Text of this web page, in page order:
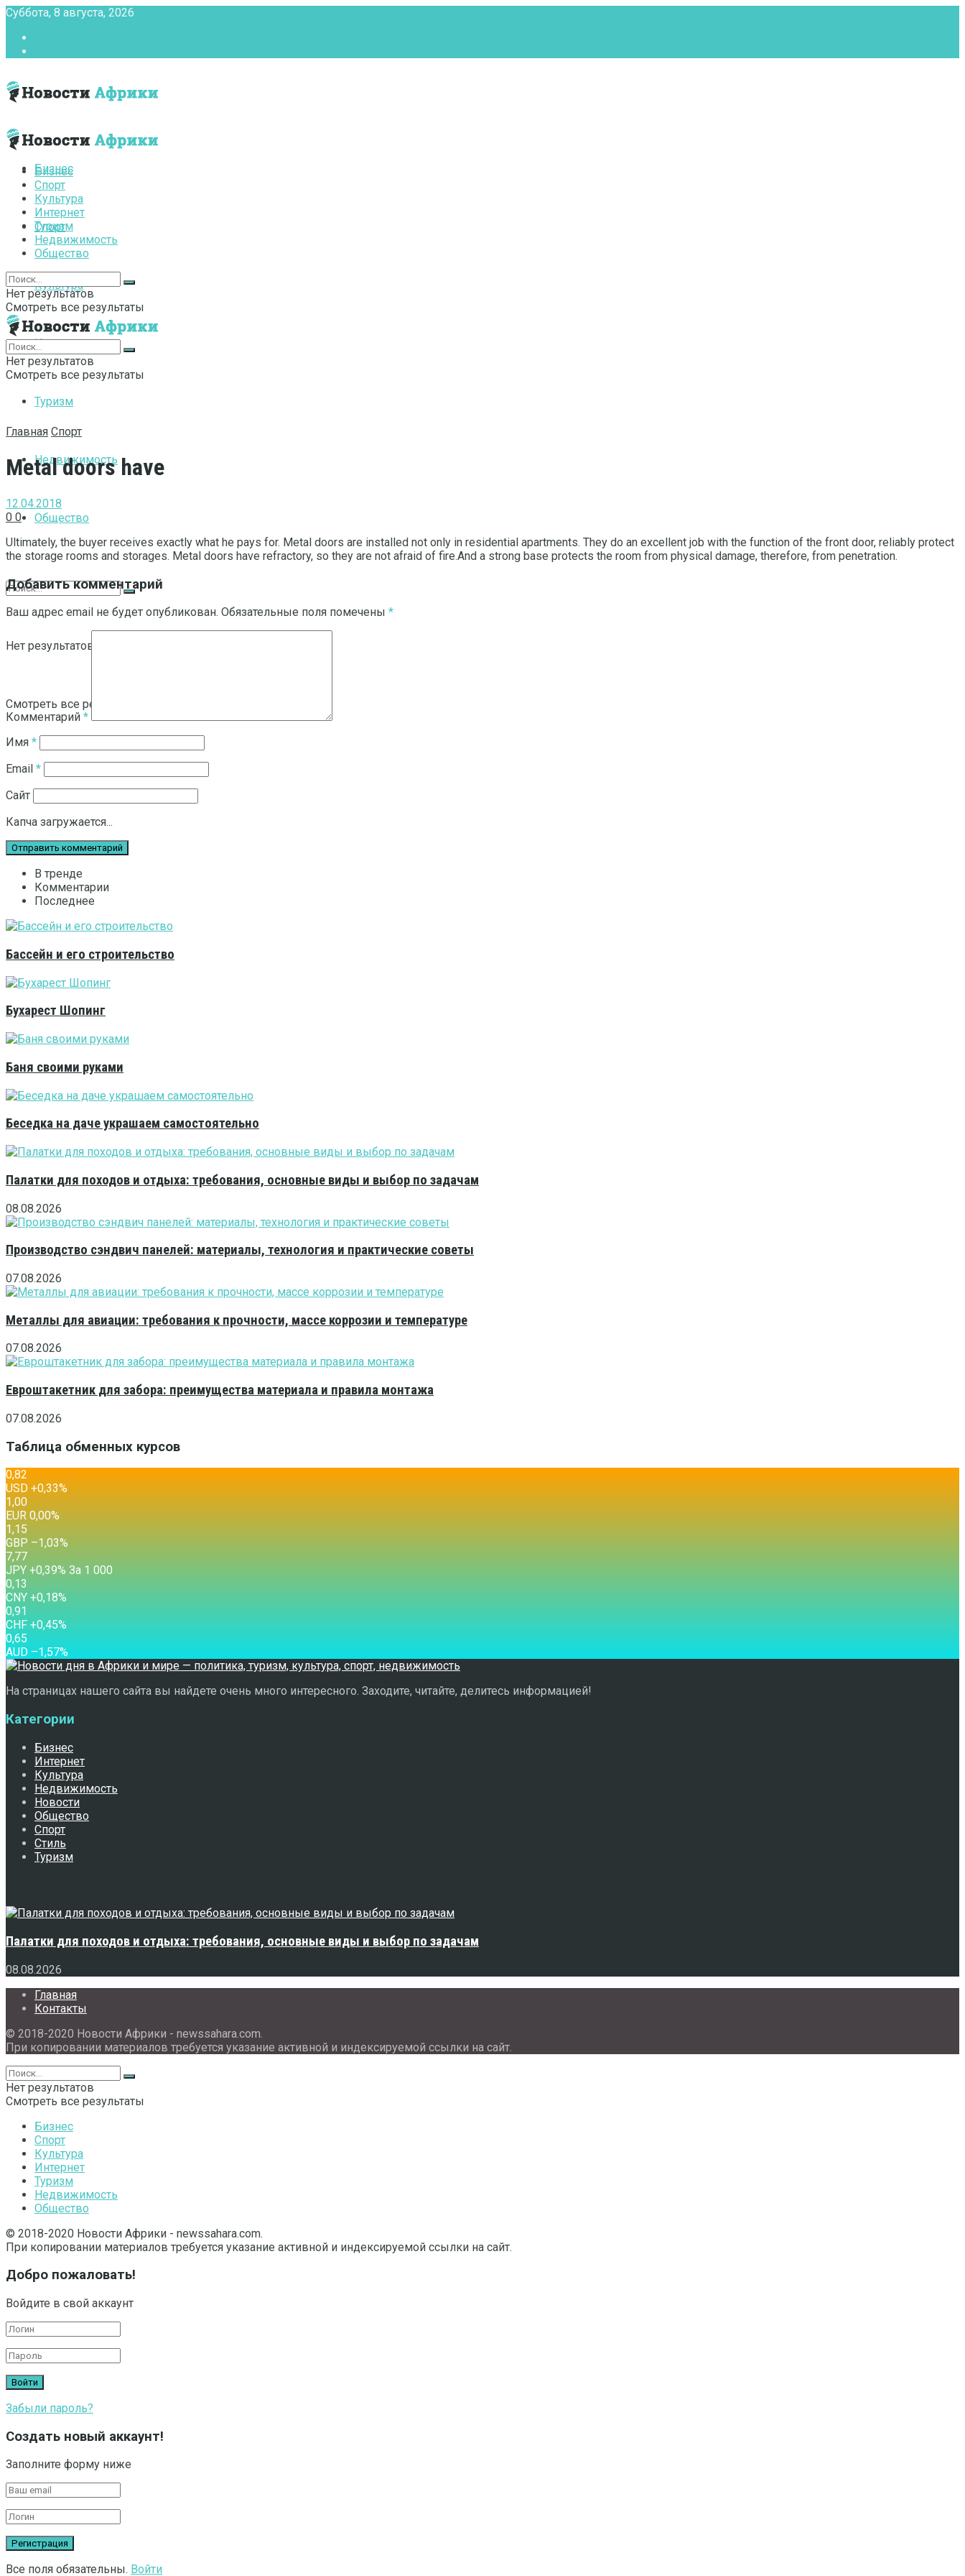
Суббота, 8 августа, 2026
Бизнес
Спорт
Культура
Интернет
Туризм
Недвижимость
Общество
Нет результатов
Смотреть все результаты
Бизнес
Спорт
Культура
Интернет
Туризм
Недвижимость
Общество
Нет результатов
Смотреть все результаты
Нет результатов
Смотреть все результаты
Главная Спорт
Metal doors have
12.04.2018
0 0
Ultimately, the buyer receives exactly what he pays for. Metal doors are installed not only in residential apartments. They do an excellent job with the function of the front door, reliably protect
the storage rooms and storages. Metal doors have refractory, so they are not afraid of fire.And a strong base protects the room from physical damage, therefore, from penetration.
Добавить комментарий
Ваш адрес email не будет опубликован. Обязательные поля помечены *
Комментарий *
Имя *
Email *
Сайт
Капча загружается...
В тренде
Комментарии
Последнее
Бассейн и его строительство
Бухарест Шопинг
Баня своими руками
Беседка на даче украшаем самостоятельно
Палатки для походов и отдыха: требования, основные виды и выбор по задачам
08.08.2026
Производство сэндвич панелей: материалы, технология и практические советы
07.08.2026
Металлы для авиации: требования к прочности, массе коррозии и температуре
07.08.2026
Евроштакетник для забора: преимущества материала и правила монтажа
07.08.2026
Таблица обменных курсов
0,82
USD +0,33%
1,00
EUR 0,00%
1,15
GBP –1,03%
7,77
JPY +0,39% За 1 000
0,13
CNY +0,18%
0,91
CHF +0,45%
0,65
AUD –1,57%
На страницах нашего сайта вы найдете очень много интересного. Заходите, читайте, делитесь информацией!
Категории
Бизнес
Интернет
Культура
Недвижимость
Новости
Общество
Спорт
Стиль
Туризм
Палатки для походов и отдыха: требования, основные виды и выбор по задачам
08.08.2026
Главная
Контакты
© 2018-2020 Новости Африки - newssahara.com.
При копировании материалов требуется указание активной и индексируемой ссылки на сайт.
Нет результатов
Смотреть все результаты
Бизнес
Спорт
Культура
Интернет
Туризм
Недвижимость
Общество
© 2018-2020 Новости Африки - newssahara.com.
При копировании материалов требуется указание активной и индексируемой ссылки на сайт.
Добро пожаловать!
Войдите в свой аккаунт
Забыли пароль?
Создать новый аккаунт!
Заполните форму ниже
Все поля обязательны. Войти